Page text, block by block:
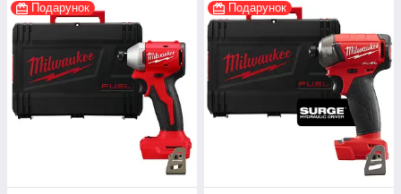
Подарунок Подарунок